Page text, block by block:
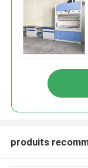
produits